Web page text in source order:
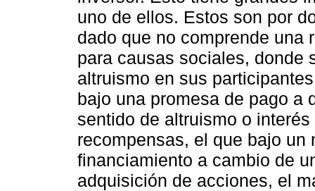
uno de ellos. Estos son por
dado que no comprende una
para causas sociales, donde
altruismo en sus
bajo una promesa de pago a
sentido de altruismo o
recompensas, el que bajo
financiamiento a cambio de
adquisición de acciones, el